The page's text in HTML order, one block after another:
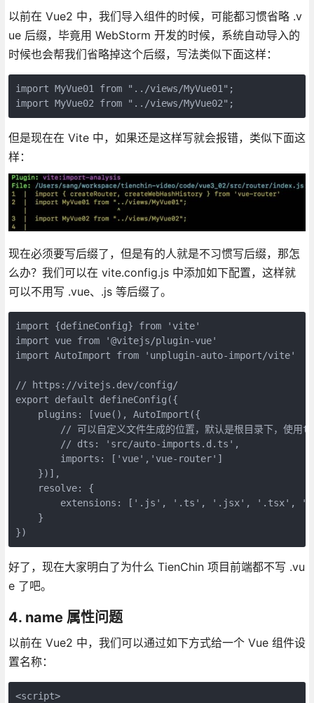
以前在 Vue2 中，我们导入组件的时候，可能都习惯省略 .v
ue 后缀，毕竟用 WebStorm 开发的时候，系统自动导入的
时候也会帮我们省略掉这个后缀，写法类似下面这样：
import MyVue01 from "../views/MyVue01";
import MyVue02 from "../views/MyVue02";
但是现在在 Vite 中，如果还是这样写就会报错，类似下面这
样：
现在必须要写后缀了，但是有的人就是不习惯写后缀，那怎
么办？我们可以在 vite.config.js 中添加如下配置，这样就
可以不用写 .vue、.js 等后缀了。
import {defineConfig} from 'vite'
import vue from '@vitejs/plugin-vue'
import AutoImport from 'unplugin-auto-import/vite'
// https://vitejs.dev/config/
export default defineConfig({
    plugins: [vue(), AutoImport({
// 可以自定义文件生成的位置，默认是根目录下，使用
        // dts: 'src/auto-imports.d.ts',
        imports: ['vue','vue-router']
    })],
    resolve: {
extensions: ['.js', '.ts', '.jsx', '.tsx',
    }
})
好了，现在大家明白了为什么 TienChin 项目前端都不写 .vu
e 了吧。
4. name 属性问题
以前在 Vue2 中，我们可以通过如下方式给一个 Vue 组件设
置名称：
<script>